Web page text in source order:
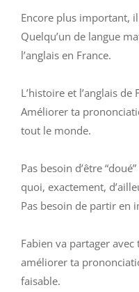
Encore plus important,
Quelqu’un de langue
l’anglais en France.
L’histoire et l’anglais
Améliorer ta
tout le monde.
Pas besoin d’être
quoi, exactement,
Pas besoin de partir en
Fabien va partager
améliorer ta
faisable.